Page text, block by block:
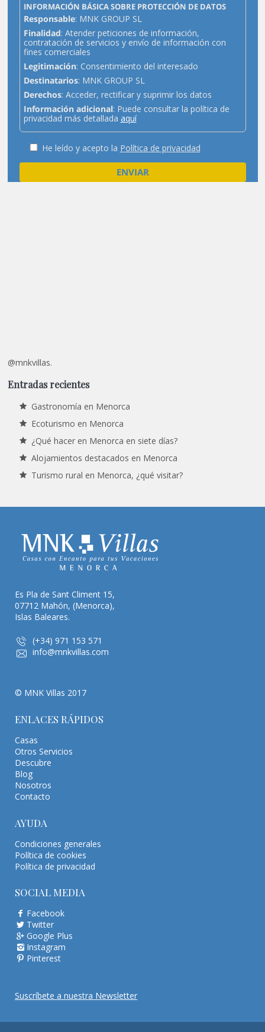
INFORMACIÓN BÁSICA SOBRE PROTECCIÓN DE DATOS
Responsable: MNK GROUP SL
Finalidad: Atender peticiones de información,
contratación de servicios y envío de información con
fines comerciales
Legitimación: Consentimiento del interesado
Destinatarios: MNK GROUP SL
Derechos: Acceder, rectificar y suprimir los datos
Información adicional: Puede consultar la política de
privacidad más detallada aquí
He leído y acepto la Política de privacidad
@mnkvillas.
Entradas recientes
Gastronomía en Menorca
Ecoturismo en Menorca
¿Qué hacer en Menorca en siete días?
Alojamientos destacados en Menorca
Turismo rural en Menorca, ¿qué visitar?
Es Pla de Sant Climent 15,
07712 Mahón, (Menorca),
Islas Baleares.
(+34) 971 153 571
info@mnkvillas.com
© MNK Villas 2017
ENLACES RÁPIDOS
Casas
Otros Servicios
Descubre
Blog
Nosotros
Contacto
AYUDA
Condiciones generales
Política de cookies
Política de privacidad
SOCIAL MEDIA
Facebook
Twitter
Google Plus
Instagram
Pinterest
Suscríbete a nuestra Newsletter